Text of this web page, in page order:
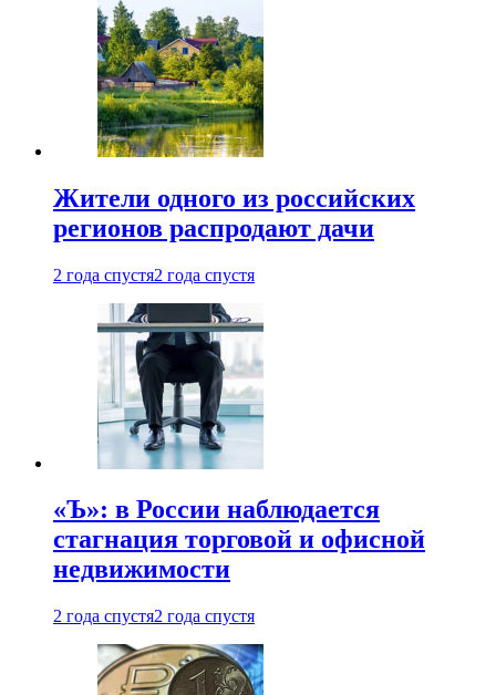
Жители одного из российских
регионов распродают дачи
2 года спустя2 года спустя
«Ъ»: в России наблюдается
стагнация торговой и офисной
недвижимости
2 года спустя2 года спустя